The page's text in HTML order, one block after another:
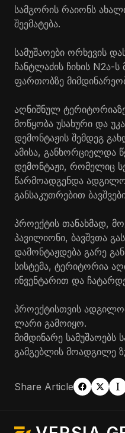
სამგორის რაიონს
შეემატება.
სამუშაოები ორხევის
ჩანტლაძის ჩიხის N2ა-
ფართობზე
აღნიშნულ
მოწყობა უსახური და
დემონტაჟის შემდეგ
ამისა, განხორციელდა
დემონტაჟი, რომელიც
წარმოადგენდა
განსაკუთრებით
პროექტის თანახმად,
პავილიონი, ბავშვთა
დამონტაჟდება გარე
სისტემა, ტერიტორია
ინვენტარით და
პროექტისთვის
ლარი გამოიყო.
მიმდინარე სამუშაოებს
გამგებლის მოადგილე
Share Article